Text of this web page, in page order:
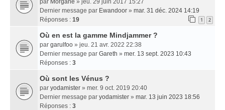
par Morgane » jeu. 29 juin 2017 15:27
Dernier message par Ewandoor » mar. 31 déc. 2024 14:19
Réponses : 19 1 2
Où en est la gamme Mindjammer ?
par garulfoo » jeu. 21 avr. 2022 22:38
Dernier message par Gareth » mer. 13 sept. 2023 10:43
Réponses : 3
Où sont les Vénus ?
par yodamister » mer. 9 oct. 2019 20:40
Dernier message par yodamister » mar. 13 juin 2023 18:56
Réponses : 3